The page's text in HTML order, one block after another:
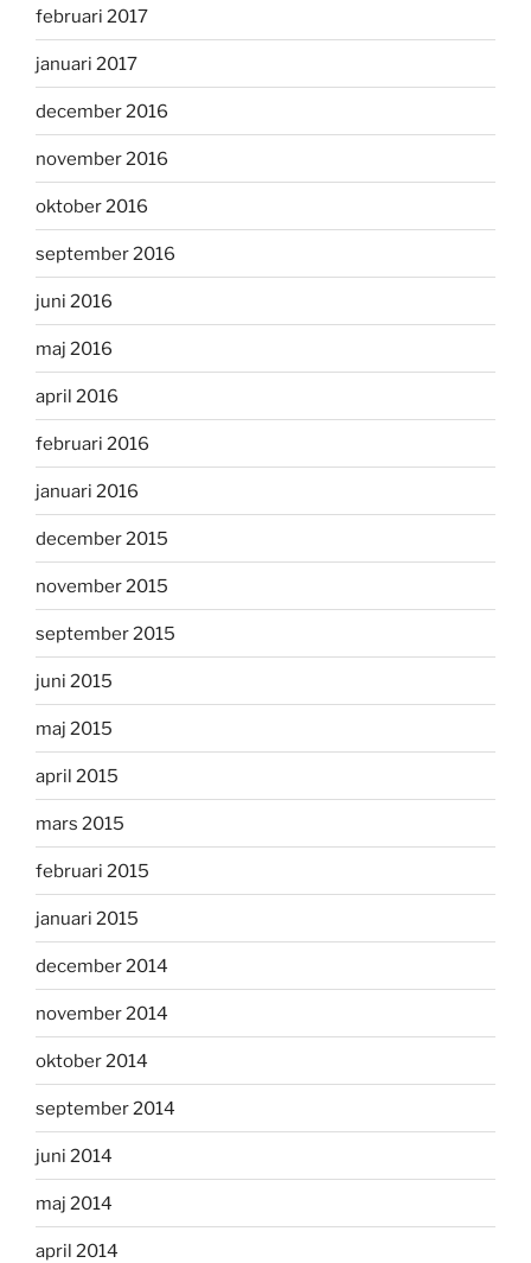
februari 2017
januari 2017
december 2016
november 2016
oktober 2016
september 2016
juni 2016
maj 2016
april 2016
februari 2016
januari 2016
december 2015
november 2015
september 2015
juni 2015
maj 2015
april 2015
mars 2015
februari 2015
januari 2015
december 2014
november 2014
oktober 2014
september 2014
juni 2014
maj 2014
april 2014